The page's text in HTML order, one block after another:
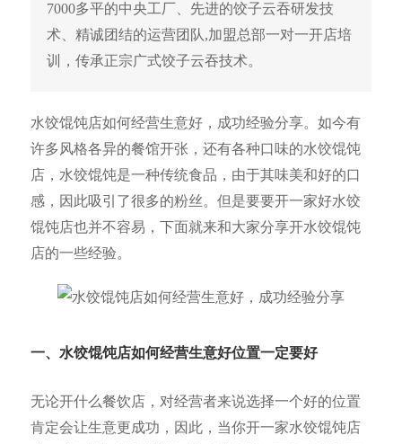
7000多平的中央工厂、先进的饺子云吞研发技
术、精诚团结的运营团队,加盟总部一对一开店培
训，传承正宗广式饺子云吞技术。
水饺馄饨店如何经营生意好，成功经验分享。如今有
许多风格各异的餐馆开张，还有各种口味的水饺馄饨
店，水饺馄饨是一种传统食品，由于其味美和好的口
感，因此吸引了很多的粉丝。但是要要开一家好水饺
馄饨店也并不容易，下面就来和大家分享开水饺馄饨
店的一些经验。
一、水饺馄饨店如何经营生意好位置一定要好
无论开什么餐饮店，对经营者来说选择一个好的位置
肯定会让生意更成功，因此，当你开一家水饺馄饨店